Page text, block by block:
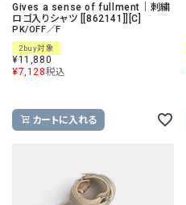
Gives a sense of fullment｜刺繍
ロゴ入りシャツ [[862141]][C]
PK/OFF／F
2buy対象
¥11,880
¥7,128税込
カートに入れる